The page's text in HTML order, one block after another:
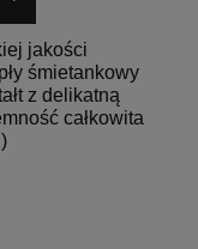
jakości
śmietankowy
z delikatną
całkowita